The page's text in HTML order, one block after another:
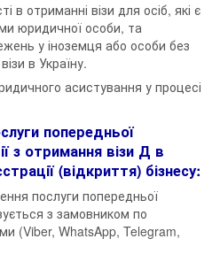
в отриманні візи для осіб, які є
юридичної особи, та
у іноземця або особи без
в Україну.
асистування у процесі
попередньої
з отримання візи Д в
(відкриття) бізнесу:
послуги попередньої
з замовником по
(Viber, WhatsApp, Telegram,